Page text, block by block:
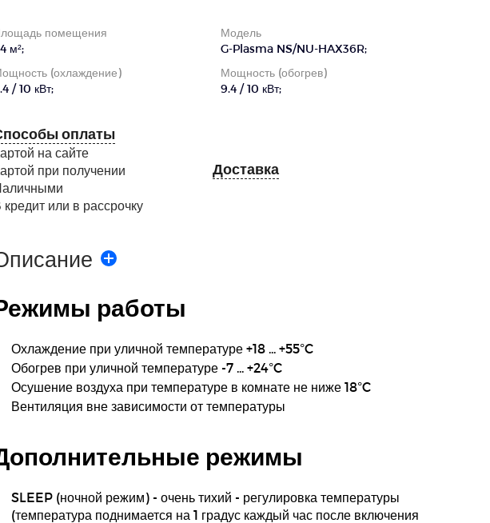
помещения
м²;
Модель
G-Plasma NS/NU-HAX36R;
(охлаждение)
/ 10 кВт;
Мощность (обогрев)
9.4 / 10 кВт;
оплаты
на сайте
при получении
кредит или в рассрочку
Доставка
работы
Охлаждение при уличной температуре +18 ... +55°C
Обогрев при уличной температуре -7 ... +24°C
Осушение воздуха при температуре в комнате не ниже 18°C
Вентиляция вне зависимости от температуры
режимы
SLEEP (ночной режим) - очень тихий - регулировка температуры
(температура поднимается на 1 градус каждый час после включения